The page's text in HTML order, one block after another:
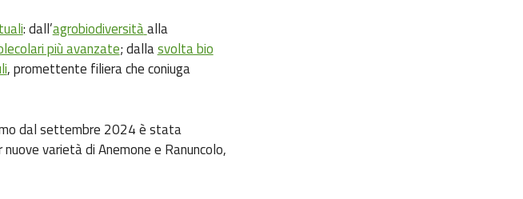
: dall’agrobiodiversitàalla
più avanzate; dallasvolta bio
, promettente filiera che coniuga
dal settembre 2024 è stata
nuove varietà di Anemone e Ranuncolo,